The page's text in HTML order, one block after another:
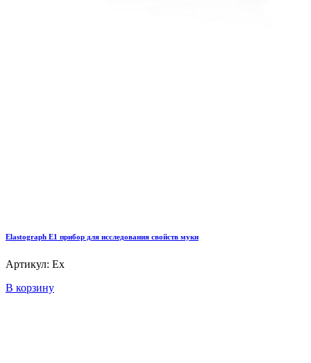
Elastograph E1 прибор для исследования свойств муки
Артикул: Ex
В корзину